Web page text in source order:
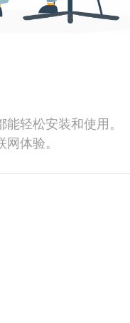
轻松安装和使用。
体验。